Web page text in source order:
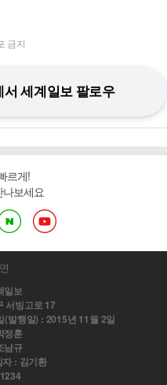
금지
서 세계일보 팔로우
르게!
보세요
일보
서빙고로 17
(발행일) : 2015년 11월 2일
정훈
남규
: 김기환